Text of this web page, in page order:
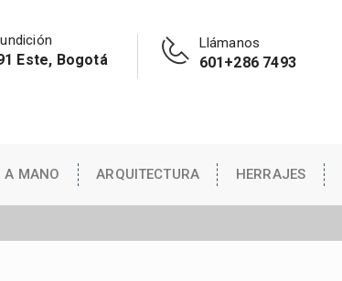
Este, Bogotá
Llámanos
601+286 7493
A MANO ARQUITECTURA HERRAJES